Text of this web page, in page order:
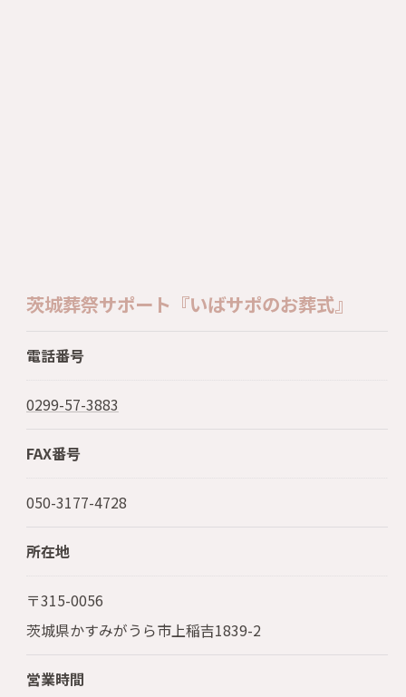
茨城葬祭サポート『いばサポのお葬式』
電話番号
0299-57-3883
FAX番号
050-3177-4728
所在地
〒315-0056
茨城県かすみがうら市上稲吉1839-2
営業時間